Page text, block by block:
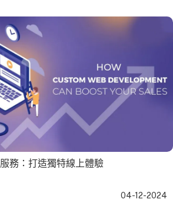
務：打造獨特線上體驗
04-12-2024